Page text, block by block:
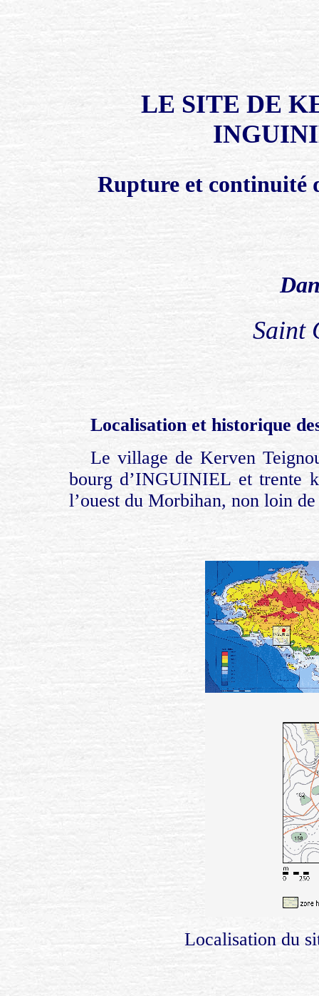
LE SITE DE
Rupture et continuité
Saint
Localisation et historique
Le village de Kerven
bourg d’INGUINIEL et trente
l’ouest du Morbihan, non loin
Localisation du